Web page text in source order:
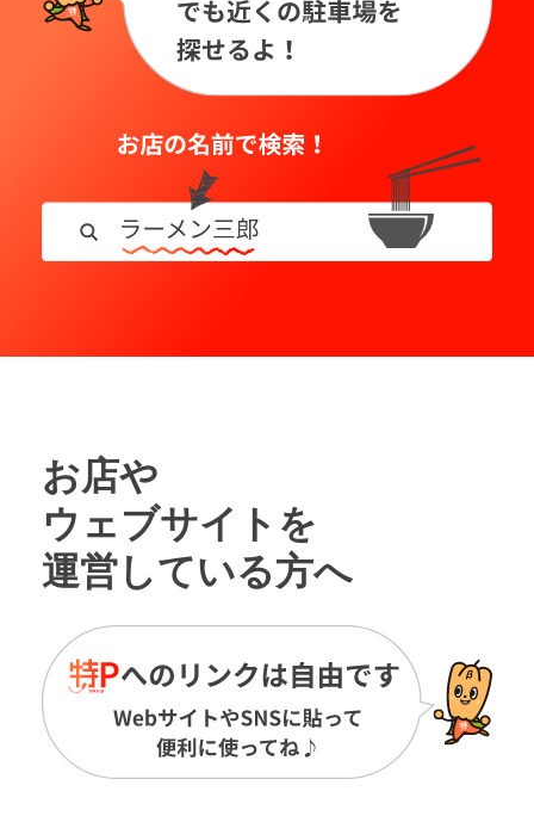
お店や
ウェブサイトを
運営している方へ